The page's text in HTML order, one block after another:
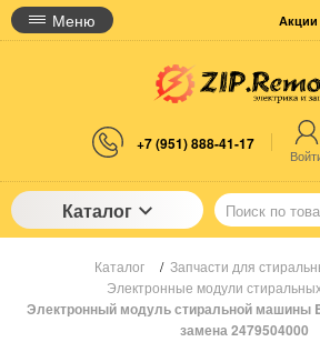
Меню Акции
+7 (951) 888-41-17
Каталог
Каталог / Запчасти для
Электронные модули
Электронный модуль стиральной машины
замена 2479504000